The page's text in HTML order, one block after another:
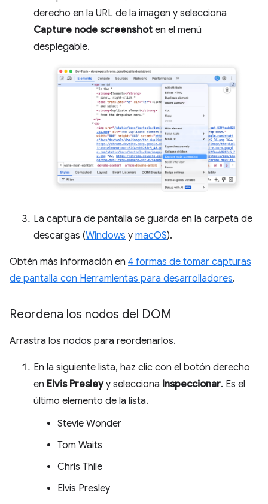
derecho en la URL de la imagen y selecciona
Capture node screenshot en el menú
desplegable.
La captura de pantalla se guarda en la carpeta de
descargas (Windows y macOS).
Obtén más información en 4 formas de tomar capturas
de pantalla con Herramientas para desarrolladores.
Reordena los nodos del DOM
Arrastra los nodos para reordenarlos.
En la siguiente lista, haz clic con el botón derecho
en Elvis Presleyy selecciona Inspeccionar. Es el
último elemento de la lista.
Stevie Wonder
Tom Waits
Chris Thile
Elvis Presley